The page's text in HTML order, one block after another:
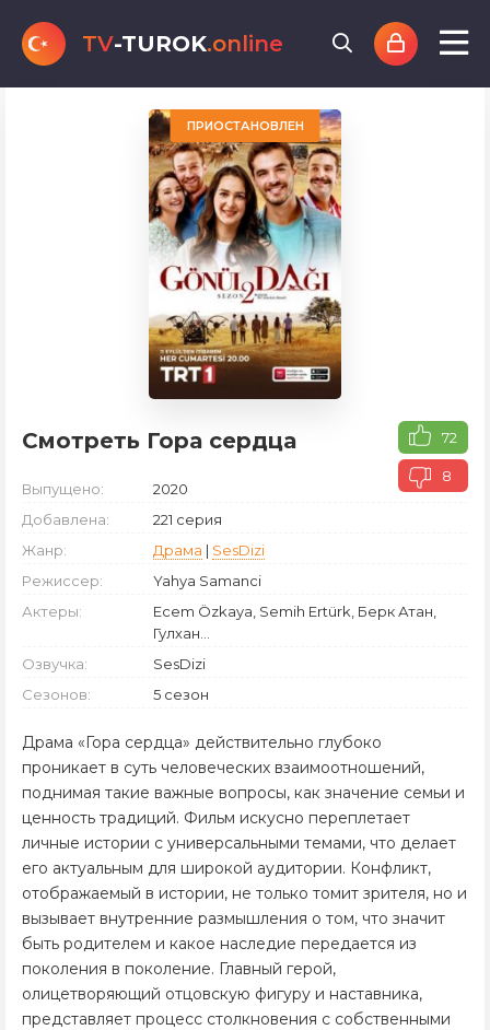
TV-TUROK.online
ПРИОСТАНОВЛЕН
Смотреть Гора сердца 72
8
Выпущено:
2020
Добавлена:
221 серия
Жанр:
Драма | SesDizi
Режиссер:
Yahya Samanci
Актеры:
Ecem Özkaya, Semih Ertürk, Берк Атан,
Гулхан...
Озвучка:
SesDizi
Сезонов:
5 сезон
Драма «Гора сердца» действительно глубоко
проникает в суть человеческих взаимоотношений,
поднимая такие важные вопросы, как значение семьи и
ценность традиций. Фильм искусно переплетает
личные истории с универсальными темами, что делает
его актуальным для широкой аудитории. Конфликт,
отображаемый в истории, не только томит зрителя, но и
вызывает внутренние размышления о том, что значит
быть родителем и какое наследие передается из
поколения в поколение. Главный герой,
олицетворяющий отцовскую фигуру и наставника,
представляет процесс столкновения с собственными